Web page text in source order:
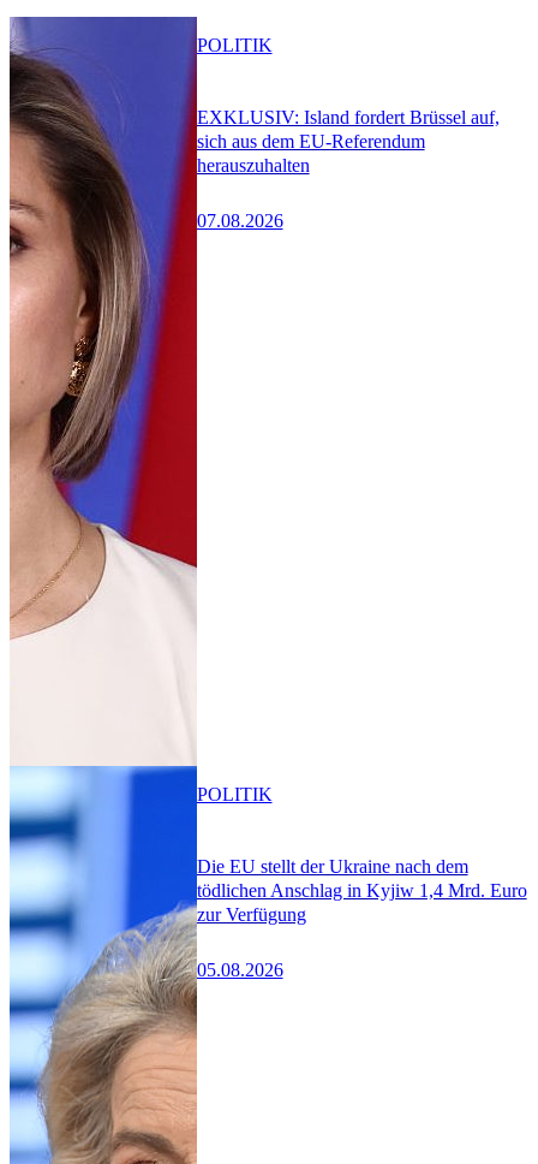
EXKLUSIV: Island fordert Brüssel auf,
sich aus dem EU-Referendum
herauszuhalten
07.08.2026
POLITIK
Die EU stellt der Ukraine nach dem
tödlichen Anschlag in Kyjiw 1,4 Mrd. Euro
zur Verfügung
05.08.2026
POLITIK